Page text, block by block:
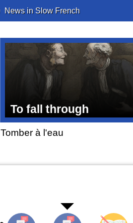
News in Slow French
To fall through
Tomber à l'eau